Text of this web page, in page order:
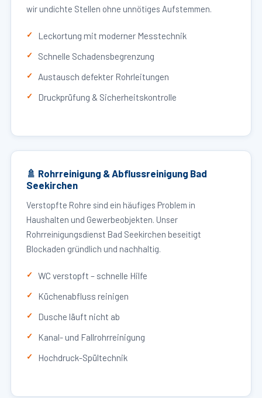
wir undichte Stellen ohne unnötiges Aufstemmen.
Leckortung mit moderner Messtechnik
Schnelle Schadensbegrenzung
Austausch defekter Rohrleitungen
Druckprüfung & Sicherheitskontrolle
🚿 Rohrreinigung & Abflussreinigung Bad
Seekirchen
Verstopfte Rohre sind ein häufiges Problem in
Haushalten und Gewerbeobjekten. Unser
Rohrreinigungsdienst Bad Seekirchen beseitigt
Blockaden gründlich und nachhaltig.
WC verstopft – schnelle Hilfe
Küchenabfluss reinigen
Dusche läuft nicht ab
Kanal- und Fallrohrreinigung
Hochdruck-Spültechnik